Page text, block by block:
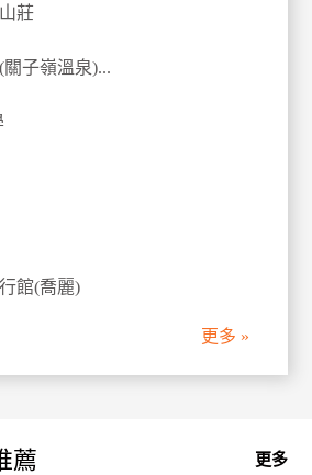
莊
子嶺溫泉)...
館(喬麗)
更多 »
更多
薦